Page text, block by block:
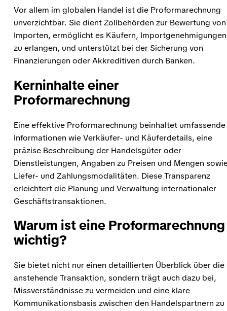
Vor allem im globalen Handel ist die Proformarechnung
unverzichtbar. Sie dient Zollbehörden zur Bewertung von
Importen, ermöglicht es Käufern, Importgenehmigungen
zu erlangen, und unterstützt bei der Sicherung von
Finanzierungen oder Akkreditiven durch Banken.
Kerninhalte einer
Proformarechnung
Eine effektive Proformarechnung beinhaltet umfassende
Informationen wie Verkäufer- und Käuferdetails, eine
präzise Beschreibung der Handelsgüter oder
Dienstleistungen, Angaben zu Preisen und Mengen
Liefer- und Zahlungsmodalitäten. Diese Transparenz
erleichtert die Planung und Verwaltung internationaler
Geschäftstransaktionen.
Warum ist eine Proformarechnung
wichtig?
Sie bietet nicht nur einen detaillierten Überblick über die
anstehende Transaktion, sondern trägt auch dazu bei,
Missverständnisse zu vermeiden und eine klare
Kommunikationsbasis zwischen den Handelspartnern zu